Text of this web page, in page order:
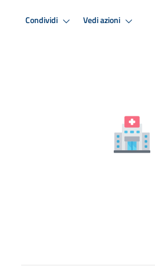
Condividi Vedi azioni